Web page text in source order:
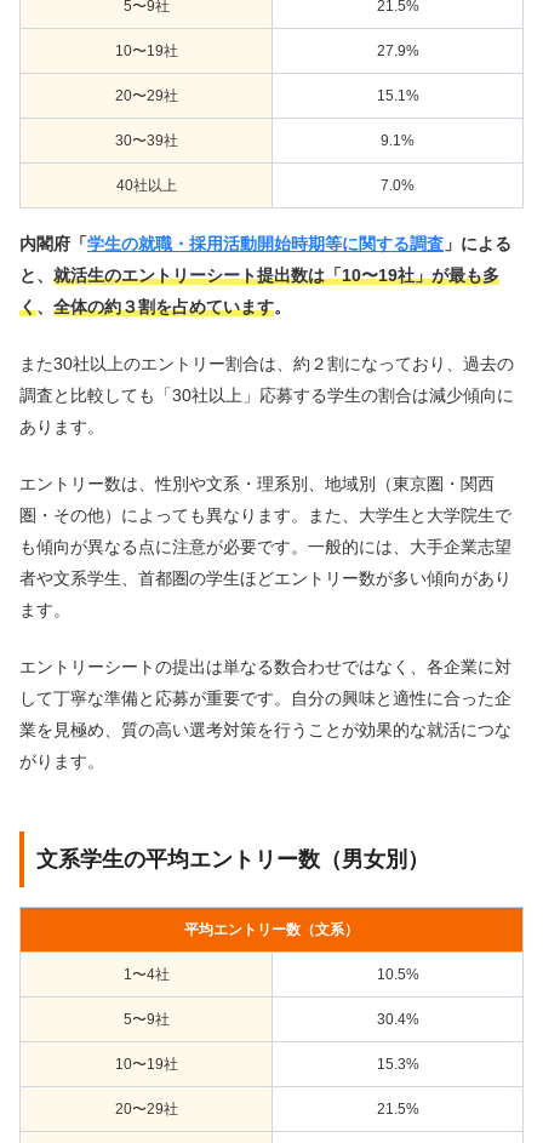
5〜9社 21.5%
10〜19社 27.9%
20〜29社 15.1%
30〜39社 9.1%
40社以上 7.0%
内閣府「学生の就職・採用活動開始時期等に関する調査 」による
と、 就活生のエントリーシート提出数は「10〜19社」が最も多
く、 全体の約３割を占めています。
また30社以上のエントリー割合は、約２割になっており、過去の
調査と比較しても「30社以上」応募する学生の割合は減少傾向に
あります。
エントリー数は、性別や文系・理系別、地域別（東京圏・関西
圏・その他）によっても異なります。また、大学生と大学院生で
も傾向が異なる点に注意が必要です。一般的には、大手企業志望
者や文系学生、首都圏の学生ほどエントリー数が多い傾向があり
ます。
エントリーシートの提出は単なる数合わせではなく、各企業に対
して丁寧な準備と応募が重要です。自分の興味と適性に合った企
業を見極め、質の高い選考対策を行うことが効果的な就活につな
がります。
文系学生の平均エントリー数（男女別）
平均エントリー数（文系）
1〜4社 10.5%
5〜9社 30.4%
10〜19社 15.3%
20〜29社 21.5%